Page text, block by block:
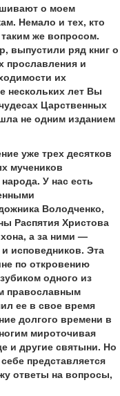
о моем
Немало и тех, кто
же вопросом.
выпустили ряд книг о
прославления и
их
нескольких лет Вы
Царственных
не одним изданием
уже трех десятков
мучеников
У нас есть
Володченко,
Распятия Христова
а за ними —
исповедников. Эта
по откровению
одного из
православным
ее в свое время
долгого времени в
мироточивая
и другие святыни. Но
представляется
ответы на вопросы,